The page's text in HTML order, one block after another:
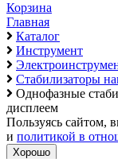
Корзина
Главная
Каталог
Инструмент
Стабилизаторы
Однофазные
дисплеем
Пользуясь сайтом,
и политикой в
Хорошо